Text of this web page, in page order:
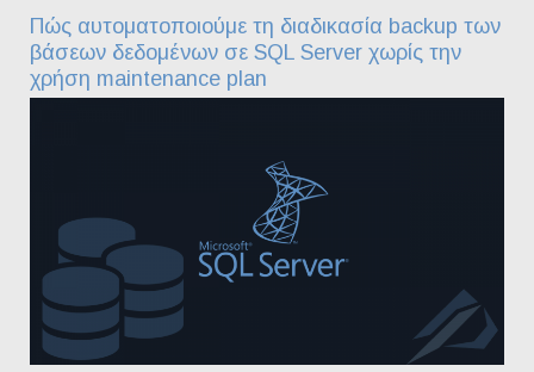
Πώς αυτοματοποιούμε τη διαδικασία backup των
βάσεων δεδομένων σε SQL Server χωρίς την
χρήση maintenance plan